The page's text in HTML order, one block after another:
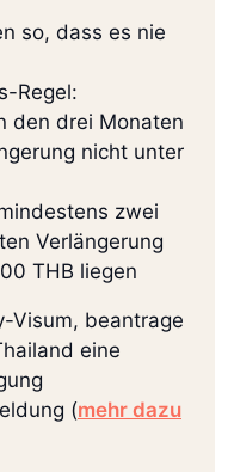
so, dass es nie
Regel:
den drei Monaten
nicht unter
zwei
Verlängerung
THB liegen
Visum, beantrage
eine
(mehr dazu